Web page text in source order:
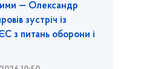
— Олександр
зустріч із
з питань оборони і